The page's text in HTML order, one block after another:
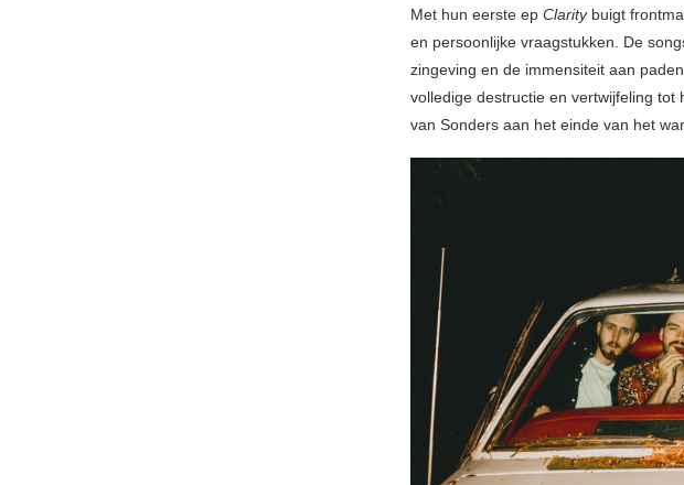
Met hun eerste ep Clarity buigt
en persoonlijke vraagstukken. De
zingeving en de immensiteit aan
volledige destructie en vertwijfeling
van Sonders aan het einde van het